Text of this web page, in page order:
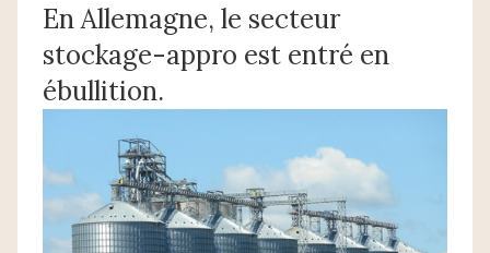
En Allemagne, le secteur
stockage-appro est entré en
ébullition.